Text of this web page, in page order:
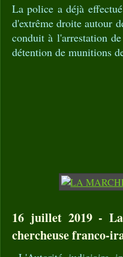
La police a déjà
d'extrême droite autour
conduit à l'arrestation
détention de munitions
16 juillet 2019 -
chercheuse franco-